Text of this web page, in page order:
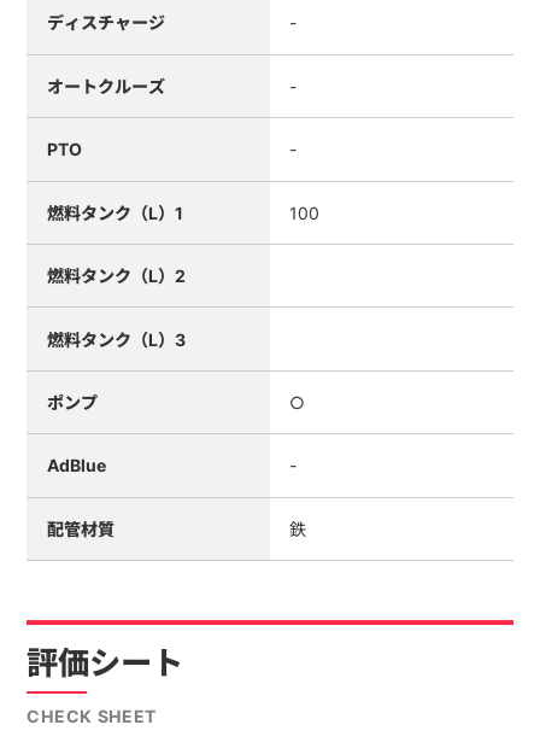
ディスチャージ -
オートクルーズ -
PTO -
燃料タンク（L）1 100
燃料タンク（L）2
燃料タンク（L）3
ポンプ ○
AdBlue -
配管材質 鉄
評価シート
CHECK SHEET